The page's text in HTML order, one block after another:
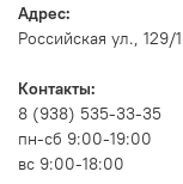
Адрес:
Российская ул., 129/1
Контакты:
8 (938) 535-33-35
пн-сб 9:00-19:00
вс 9:00-18:00